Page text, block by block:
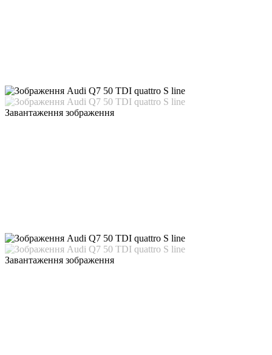
Завантаження зображення
Завантаження зображення